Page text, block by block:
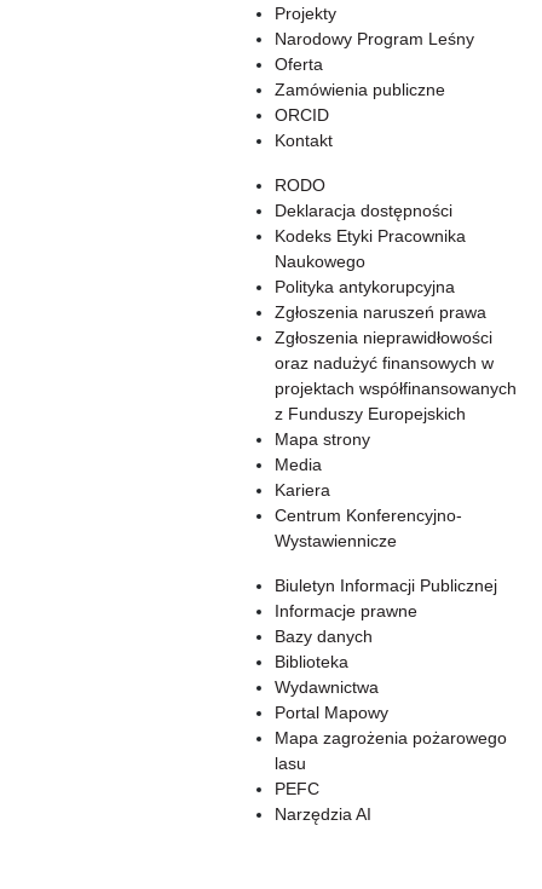
Projekty
Narodowy Program Leśny
Oferta
Zamówienia publiczne
ORCID
Kontakt
RODO
Deklaracja dostępności
Kodeks Etyki Pracownika
Naukowego
Polityka antykorupcyjna
Zgłoszenia naruszeń prawa
Zgłoszenia nieprawidłowości
oraz nadużyć finansowych w
projektach współfinansowanych
z Funduszy Europejskich
Mapa strony
Media
Kariera
Centrum Konferencyjno-
Wystawiennicze
Biuletyn Informacji Publicznej
Informacje prawne
Bazy danych
Biblioteka
Wydawnictwa
Portal Mapowy
Mapa zagrożenia pożarowego
lasu
PEFC
Narzędzia AI